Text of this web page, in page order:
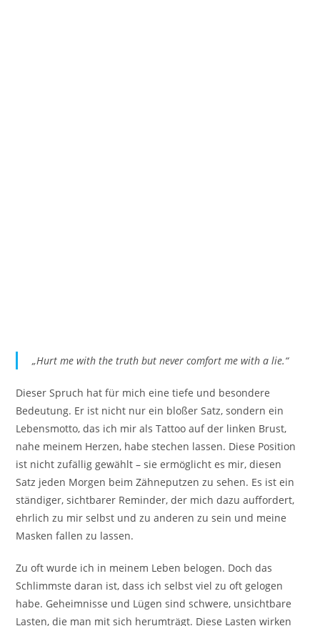
„Hurt me with the truth but never comfort me with a lie.“
Dieser Spruch hat für mich eine tiefe und besondere
Bedeutung. Er ist nicht nur ein bloßer Satz, sondern ein
Lebensmotto, das ich mir als Tattoo auf der linken Brust,
nahe meinem Herzen, habe stechen lassen. Diese Position
ist nicht zufällig gewählt – sie ermöglicht es mir, diesen
Satz jeden Morgen beim Zähneputzen zu sehen. Es ist ein
ständiger, sichtbarer Reminder, der mich dazu auffordert,
ehrlich zu mir selbst und zu anderen zu sein und meine
Masken fallen zu lassen.
Zu oft wurde ich in meinem Leben belogen. Doch das
Schlimmste daran ist, dass ich selbst viel zu oft gelogen
habe. Geheimnisse und Lügen sind schwere, unsichtbare
Lasten, die man mit sich herumträgt. Diese Lasten wirken